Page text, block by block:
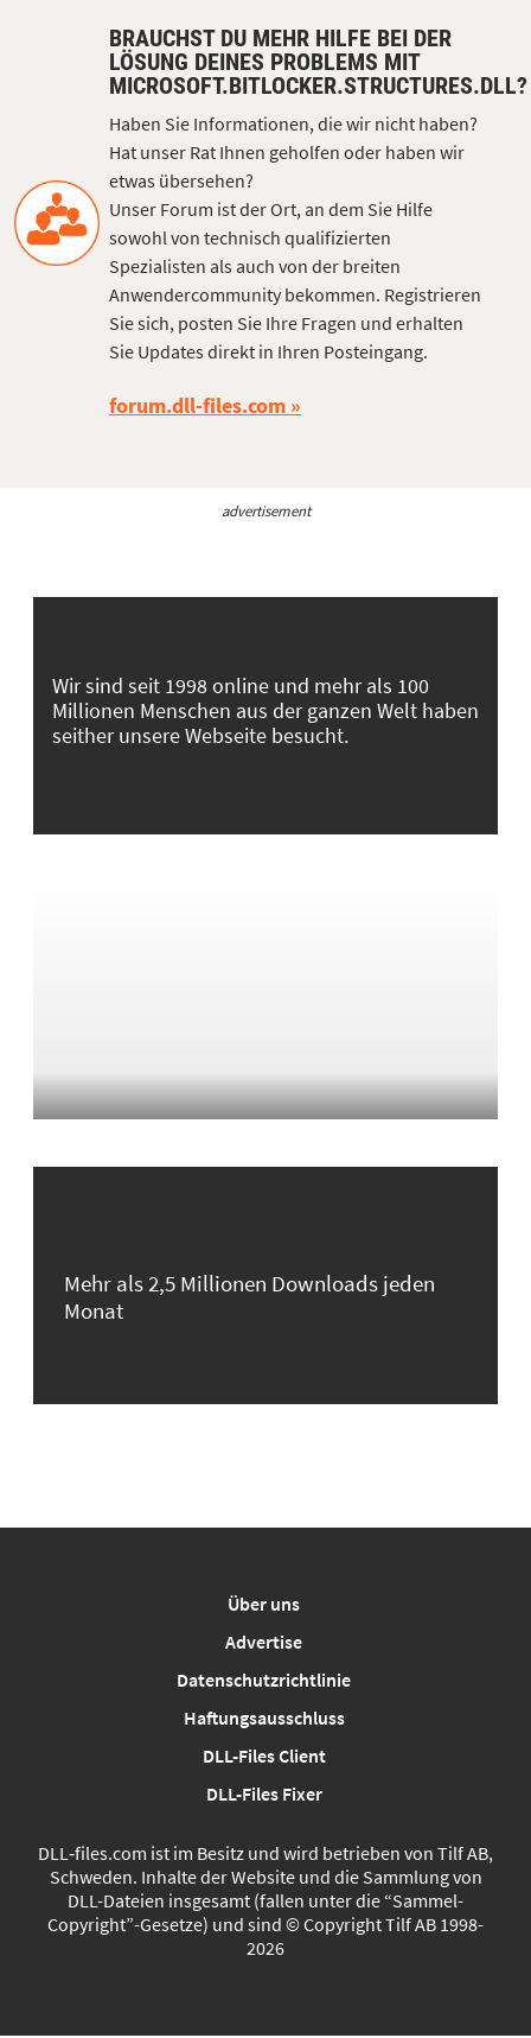
BRAUCHST DU MEHR HILFE BEI DER
LÖSUNG DEINES PROBLEMS MIT
MICROSOFT.BITLOCKER.STRUCTURES.DLL?
Haben Sie Informationen, die wir nicht haben?
Hat unser Rat Ihnen geholfen oder haben wir
etwas übersehen?
Unser Forum ist der Ort, an dem Sie Hilfe
sowohl von technisch qualifizierten
Spezialisten als auch von der breiten
Anwendercommunity bekommen. Registrieren
Sie sich, posten Sie Ihre Fragen und erhalten
Sie Updates direkt in Ihren Posteingang.
forum.dll-files.com
advertisement
Wir sind seit 1998 online und mehr als 100
Millionen Menschen aus der ganzen Welt haben
seither unsere Webseite besucht.
Mehr als 2,5 Millionen Downloads jeden
Monat
Über uns
Advertise
Datenschutzrichtlinie
Haftungsausschluss
DLL-Files Client
DLL-Files Fixer
DLL‑files.com ist im Besitz und wird betrieben von Tilf AB,
Schweden. Inhalte der Website und die Sammlung von
DLL-Dateien insgesamt (fallen unter die “Sammel-
Copyright”-Gesetze) und sind © Copyright Tilf AB 1998-
2026